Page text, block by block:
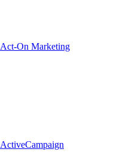
Act-On Marketing
ActiveCampaign